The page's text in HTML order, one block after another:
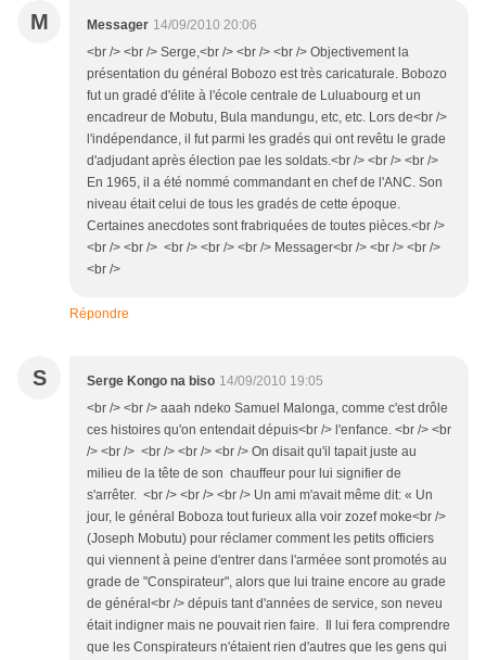
M Messager 14/09/2010 20:06
<br /> <br /> Serge,<br /> <br /> <br /> Objectivement la
présentation du général Bobozo est très caricaturale. Bobozo
fut un gradé d'élite à l'école centrale de Luluabourg et un
encadreur de Mobutu, Bula mandungu, etc, etc. Lors de<br />
l'indépendance, il fut parmi les gradés qui ont revêtu le grade
d'adjudant après élection pae les soldats.<br /> <br /> <br />
En 1965, il a été nommé commandant en chef de l'ANC. Son
niveau était celui de tous les gradés de cette époque.
Certaines anecdotes sont frabriquées de toutes pièces.<br />
<br /> <br /> <br /> <br /> <br /> Messager<br /> <br /> <br />
<br />
Répondre
S Serge Kongo na biso 14/09/2010 19:05
<br /> <br /> aaah ndeko Samuel Malonga, comme c'est drôle
ces histoires qu'on entendait dépuis<br /> l'enfance. <br /> <br
/> <br /> <br /> <br /> <br /> On disait qu'il tapait juste au
milieu de la tête de son chauffeur pour lui signifier de
s'arrêter. <br /> <br /> <br /> Un ami m'avait même dit: « Un
jour, le général Boboza tout furieux alla voir zozef moke<br />
(Joseph Mobutu) pour réclamer comment les petits officiers
qui viennent à peine d'entrer dans l'arméee sont promotés au
grade de "Conspirateur", alors que lui traine encore au grade
de général<br /> dépuis tant d'années de service, son neveu
était indigner mais ne pouvait rien faire. Il lui fera comprendre
que les Conspirateurs n'étaient rien d'autres que les gens qui